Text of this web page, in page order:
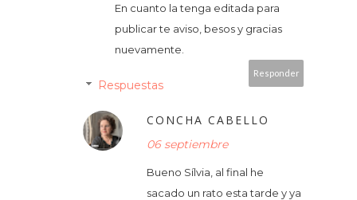
En cuanto la tenga editada para
publicar te aviso, besos y gracias
nuevamente.
Responder
Respuestas
CONCHA CABELLO
06 septiembre
Bueno Sílvia, al final he
sacado un rato esta tarde y ya